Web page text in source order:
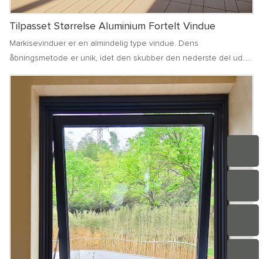
Tilpasset Størrelse Aluminium Fortelt Vindue
Markisevinduer er en almindelig type vindue. Dens
åbningsmetode er unik, idet den skubber den nederste del udad
effektivt forhindre regnvand i at trænge ind i rummet på regnfulde
dage. markisevinduer bruger normalt hardwaretilbehør af høj
kvalitet for at sikre jævn og sikker åbning og lukning. Dens
design er både smukt og praktisk, hvilket tilføjer et elegant
temperament til bygningen. Med hensyn til ventilation kan
markisevinduer opnå mikroventilation, holde indendørsluften frisk
og undgå, at kraftig vind blæser direkte. Uanset om det er i bolig-,
kontor- eller kommercielle områder, kan markisevinduer spille en
vigtig rolle i at give mennesker et behageligt og sikkert
indendørsmiljø